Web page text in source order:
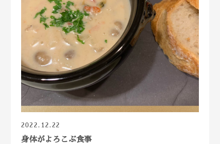
2022.12.22
身体がよろこぶ食事